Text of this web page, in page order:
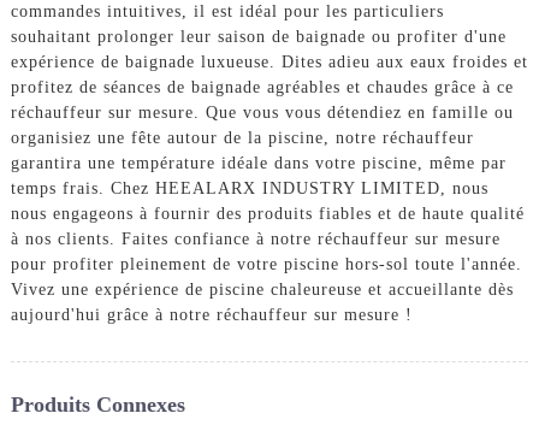
commandes intuitives, il est idéal pour les particuliers
souhaitant prolonger leur saison de baignade ou profiter d'une
expérience de baignade luxueuse. Dites adieu aux eaux froides et
profitez de séances de baignade agréables et chaudes grâce à ce
réchauffeur sur mesure. Que vous vous détendiez en famille ou
organisiez une fête autour de la piscine, notre réchauffeur
garantira une température idéale dans votre piscine, même par
temps frais. Chez HEEALARX INDUSTRY LIMITED, nous
nous engageons à fournir des produits fiables et de haute qualité
à nos clients. Faites confiance à notre réchauffeur sur mesure
pour profiter pleinement de votre piscine hors-sol toute l'année.
Vivez une expérience de piscine chaleureuse et accueillante dès
aujourd'hui grâce à notre réchauffeur sur mesure !
Produits Connexes